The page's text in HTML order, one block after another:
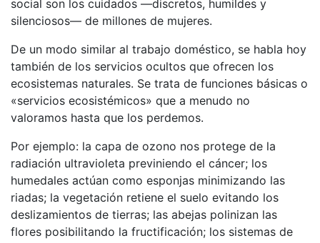
social son los cuidados —discretos, humildes y
silenciosos— de millones de mujeres.
De un modo similar al trabajo doméstico, se habla hoy
también de los servicios ocultos que ofrecen los
ecosistemas naturales. Se trata de funciones básicas o
«servicios ecosistémicos» que a menudo no
valoramos hasta que los perdemos.
Por ejemplo: la capa de ozono nos protege de la
radiación ultravioleta previniendo el cáncer; los
humedales actúan como esponjas minimizando las
riadas; la vegetación retiene el suelo evitando los
deslizamientos de tierras; las abejas polinizan las
flores posibilitando la fructificación; los sistemas de